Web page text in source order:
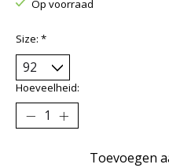
Op voorraad
Size: *
Hoeveelheid:
Toevoegen